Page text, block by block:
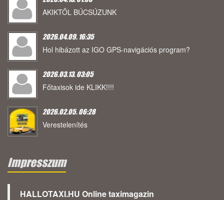
AKIKTŐL BÚCSÚZUNK
2026.04.09. 16:35
Hol hibázott az IGO GPS-navigációs program?
2026.03.13. 03:05
Főtaxisok ide KLIKK!!!!
2026.02.05. 06:28
Verestelenítés
Impresszum
HALLOTAXI.HU Online taximagazin